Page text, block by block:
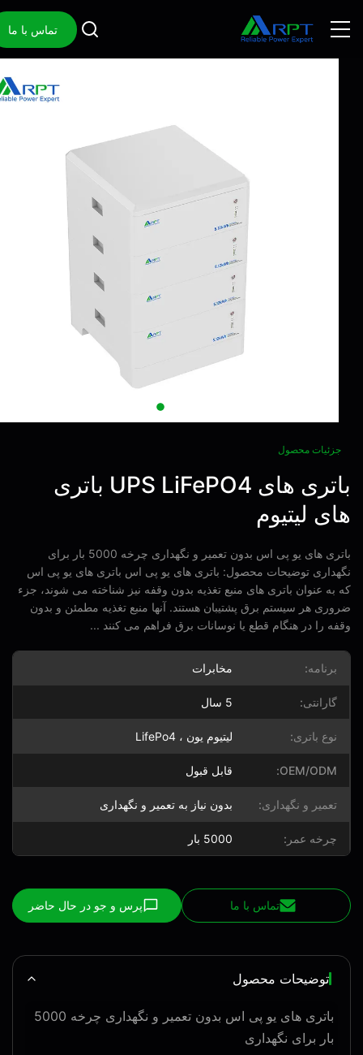
تماس با ما
محصول
باتری های UPS LiFePO4 باتری
لیتیوم
باتری های یو پی اس بدون تعمیر و نگهداری چرخه 5000 بار برای
توضیحات محصول: باتری های یو پی اس باتری های یو پی اس
عنوان باتری های منبع تغذیه بدون وقفه نیز شناخته می شوند، جزء
هر سیستم برق پشتیبان هستند. آنها منبع تغذیه مطمئن و بدون
را در هنگام قطع یا نوسانات برق فراهم می کنند ...
برنامه: مخابرات
گارانتی:
نوع باتری: لیتیوم یون ، LifePo4
OEM/ODM: قابل قبول
تعمیر و نگهداری: بدون نیاز به تعمیر و نگهداری
چرخه عمر: 5000 بار
تماس با ما پرس و جو در حال حاضر
توضیحات محصول
باتری های یو پی اس بدون تعمیر و نگهداری چرخه 5000
بار برای نگهداری